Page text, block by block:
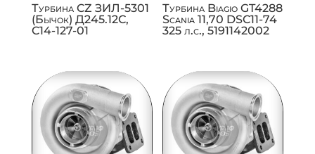
Турбина CZ ЗИЛ-5301
(Бычок) Д245.12С,
C14-127-01
Турбина Biagio GT4288
Scania 11,70 DSC11-74
325 л.с., 5191142002